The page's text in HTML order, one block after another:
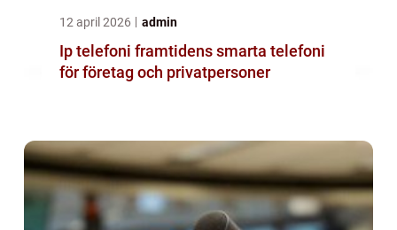
12 april 2026 admin
Ip telefoni framtidens smarta telefoni
för företag och privatpersoner